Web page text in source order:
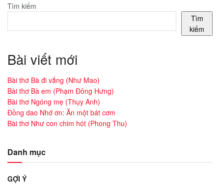
Tìm kiếm
Tìm
kiếm
Bài viết mới
Bài thơ Bà đi vắng (Như Mao)
Bài thơ Bà em (Phạm Đông Hưng)
Bài thơ Ngóng mẹ (Thụy Anh)
Đồng dao Nhớ ơn: Ăn một bát cơm
Bài thơ Như con chim hót (Phong Thu)
Danh mục
GỢI Ý